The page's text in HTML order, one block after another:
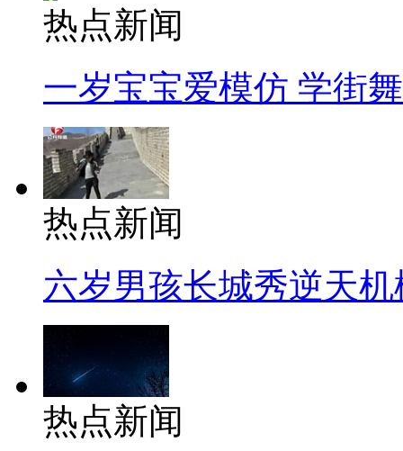
热点新闻
一岁宝宝爱模仿 学街
热点新闻
六岁男孩长城秀逆天机
热点新闻